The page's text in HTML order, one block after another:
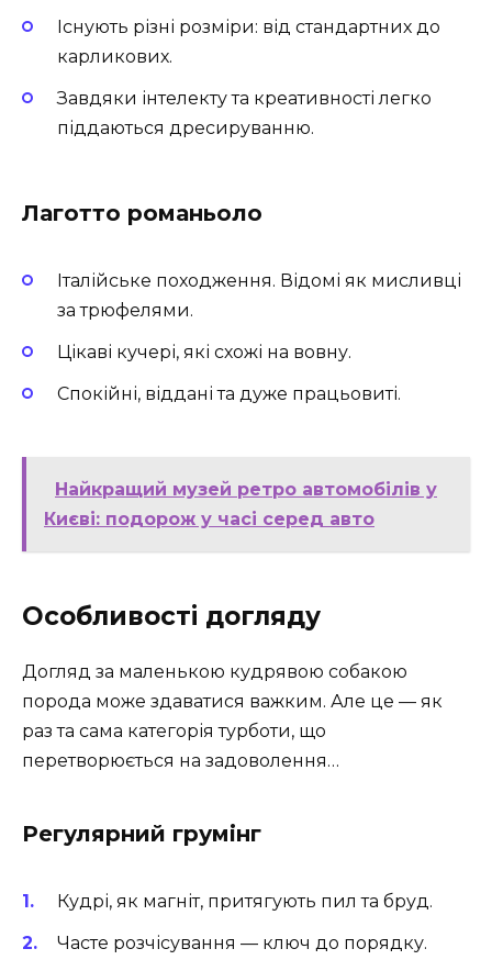
Існують різні розміри: від стандартних до
карликових.
Завдяки інтелекту та креативності легко
піддаються дресируванню.
Лаготто романьоло
Італійське походження. Відомі як мисливці
за трюфелями.
Цікаві кучері, які схожі на вовну.
Спокійні, віддані та дуже працьовиті.
Найкращий музей ретро автомобілів у
Києві: подорож у часі серед авто
Особливості догляду
Догляд за маленькою кудрявою собакою
порода може здаватися важким. Але це — як
раз та сама категорія турботи, що
перетворюється на задоволення…
Регулярний грумінг
Кудрі, як магніт, притягують пил та бруд.
Часте розчісування — ключ до порядку.